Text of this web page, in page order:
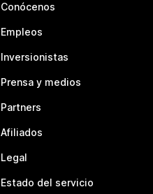
Conócenos
Empleos
Inversionistas
Prensa y medios
Partners
Afiliados
Legal
Estado del servicio